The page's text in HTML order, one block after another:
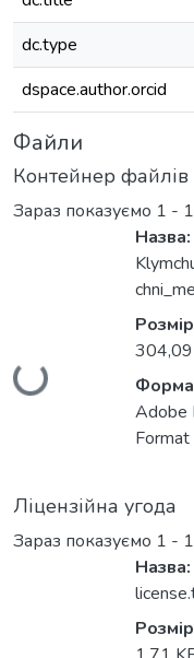
dc.type
dspace.author.orcid
Файли
Контейнер файлів
Зараз показуємо 1 -
Вантажиться...
Назва:
Adobe
Format
Ліцензійна угода
Зараз показуємо 1 -
Назва: